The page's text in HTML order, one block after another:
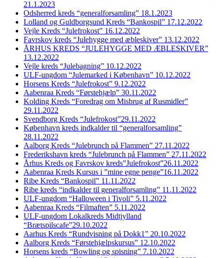
21.1.2023
Odsherred kreds “generalforsamling” 18.1.2023
Lolland og Guldborgsund Kreds “Bankospil” 17.12.2022
Vejle Kreds “Julefrokost” 16.12.2022
Favrskov kreds “Julehygge med æbleskiver” 13.12.2022
ÅRHUS KREDS “JULEHYGGE MED ÆBLESKIVER”
13.12.2022
Vejle kreds “Julebagning” 10.12.2022
ULF-ungdom “Julemarked i København” 10.12.2022
Horsens Kreds “Julefrokost” 9.12.2022
Aabenraa Kreds “Førstehjælp” 30.11.2022
Kolding Kreds “Foredrag om Misbrug af Rusmidler”
29.11.2022
Svendborg Kreds “Julefrokost”29.11.2022
København kreds indkalder til “generalforsamling”
28.11.2022
Aalborg Kreds “Julebrunch på Flammen” 27.11.2022
Frederikshavn kreds “Julebrunch på Flammen” 27.11.2022
Århus Kreds og Favrskov kreds”Julefrokost”26.11.2022
Aabenraa Kreds Kursus i ”mine egne penge”16.11.2022
Ribe Kreds “Bankospil” 11.11.2022
Ribe kreds “indkalder til generalforsamling” 11.11.2022
ULF-ungdom “Halloween i Tivoli” 5.11.2022
Aabenraa Kreds “Filmaften” 5.11.2022
ULF-ungdom Lokalkreds Midtjylland
“Brætspilscafe”29.10.2022
Aarhus Kreds “Rundvisning på Dokk1” 20.10.2022
Aalborg Kreds “Førstehjælpskursus” 12.10.2022
Horsens kreds “Bowling og spisning” 7.10.2022